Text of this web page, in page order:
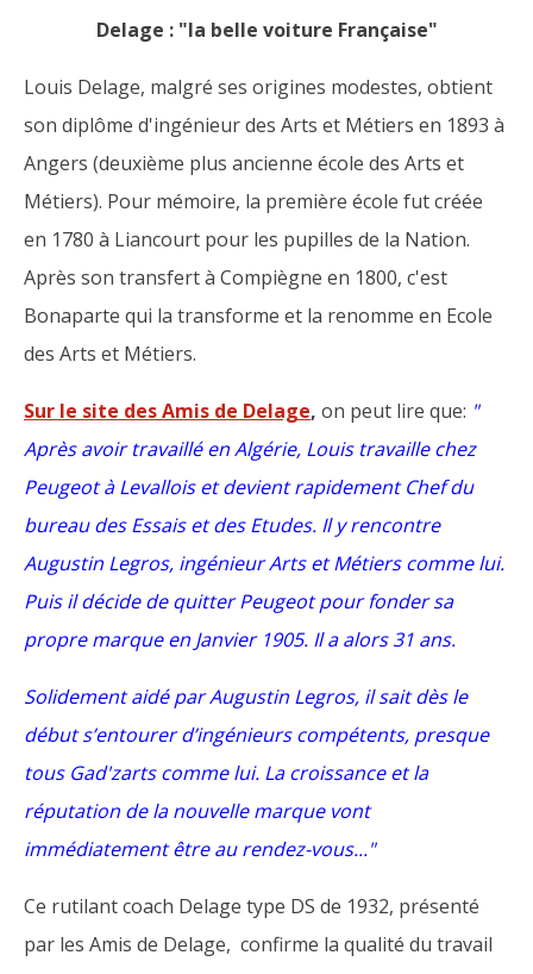
Delage : "la belle voiture Française"
Louis Delage, malgré ses origines modestes, obtient
son diplôme d'ingénieur des Arts et Métiers en 1893 à
Angers (deuxième plus ancienne école des Arts et
Métiers). Pour mémoire, la première école fut créée
en 1780 à Liancourt pour les pupilles de la Nation.
Après son transfert à Compiègne en 1800, c'est
Bonaparte qui la transforme et la renomme en Ecole
des Arts et Métiers.
Sur le site des Amis de Delage, on peut lire que: "
Après avoir travaillé en Algérie, Louis travaille chez
Peugeot à Levallois et devient rapidement Chef du
bureau des Essais et des Etudes. Il y rencontre
Augustin Legros, ingénieur Arts et Métiers comme lui.
Puis il décide de quitter Peugeot pour fonder sa
propre marque en Janvier 1905. Il a alors 31 ans.
Solidement aidé par Augustin Legros, il sait dès le
début s’entourer d’ingénieurs compétents, presque
tous Gad'zarts comme lui. La croissance et la
réputation de la nouvelle marque vont
immédiatement être au rendez-vous..."
Ce rutilant coach Delage type DS de 1932, présenté
par les Amis de Delage, confirme la qualité du travail